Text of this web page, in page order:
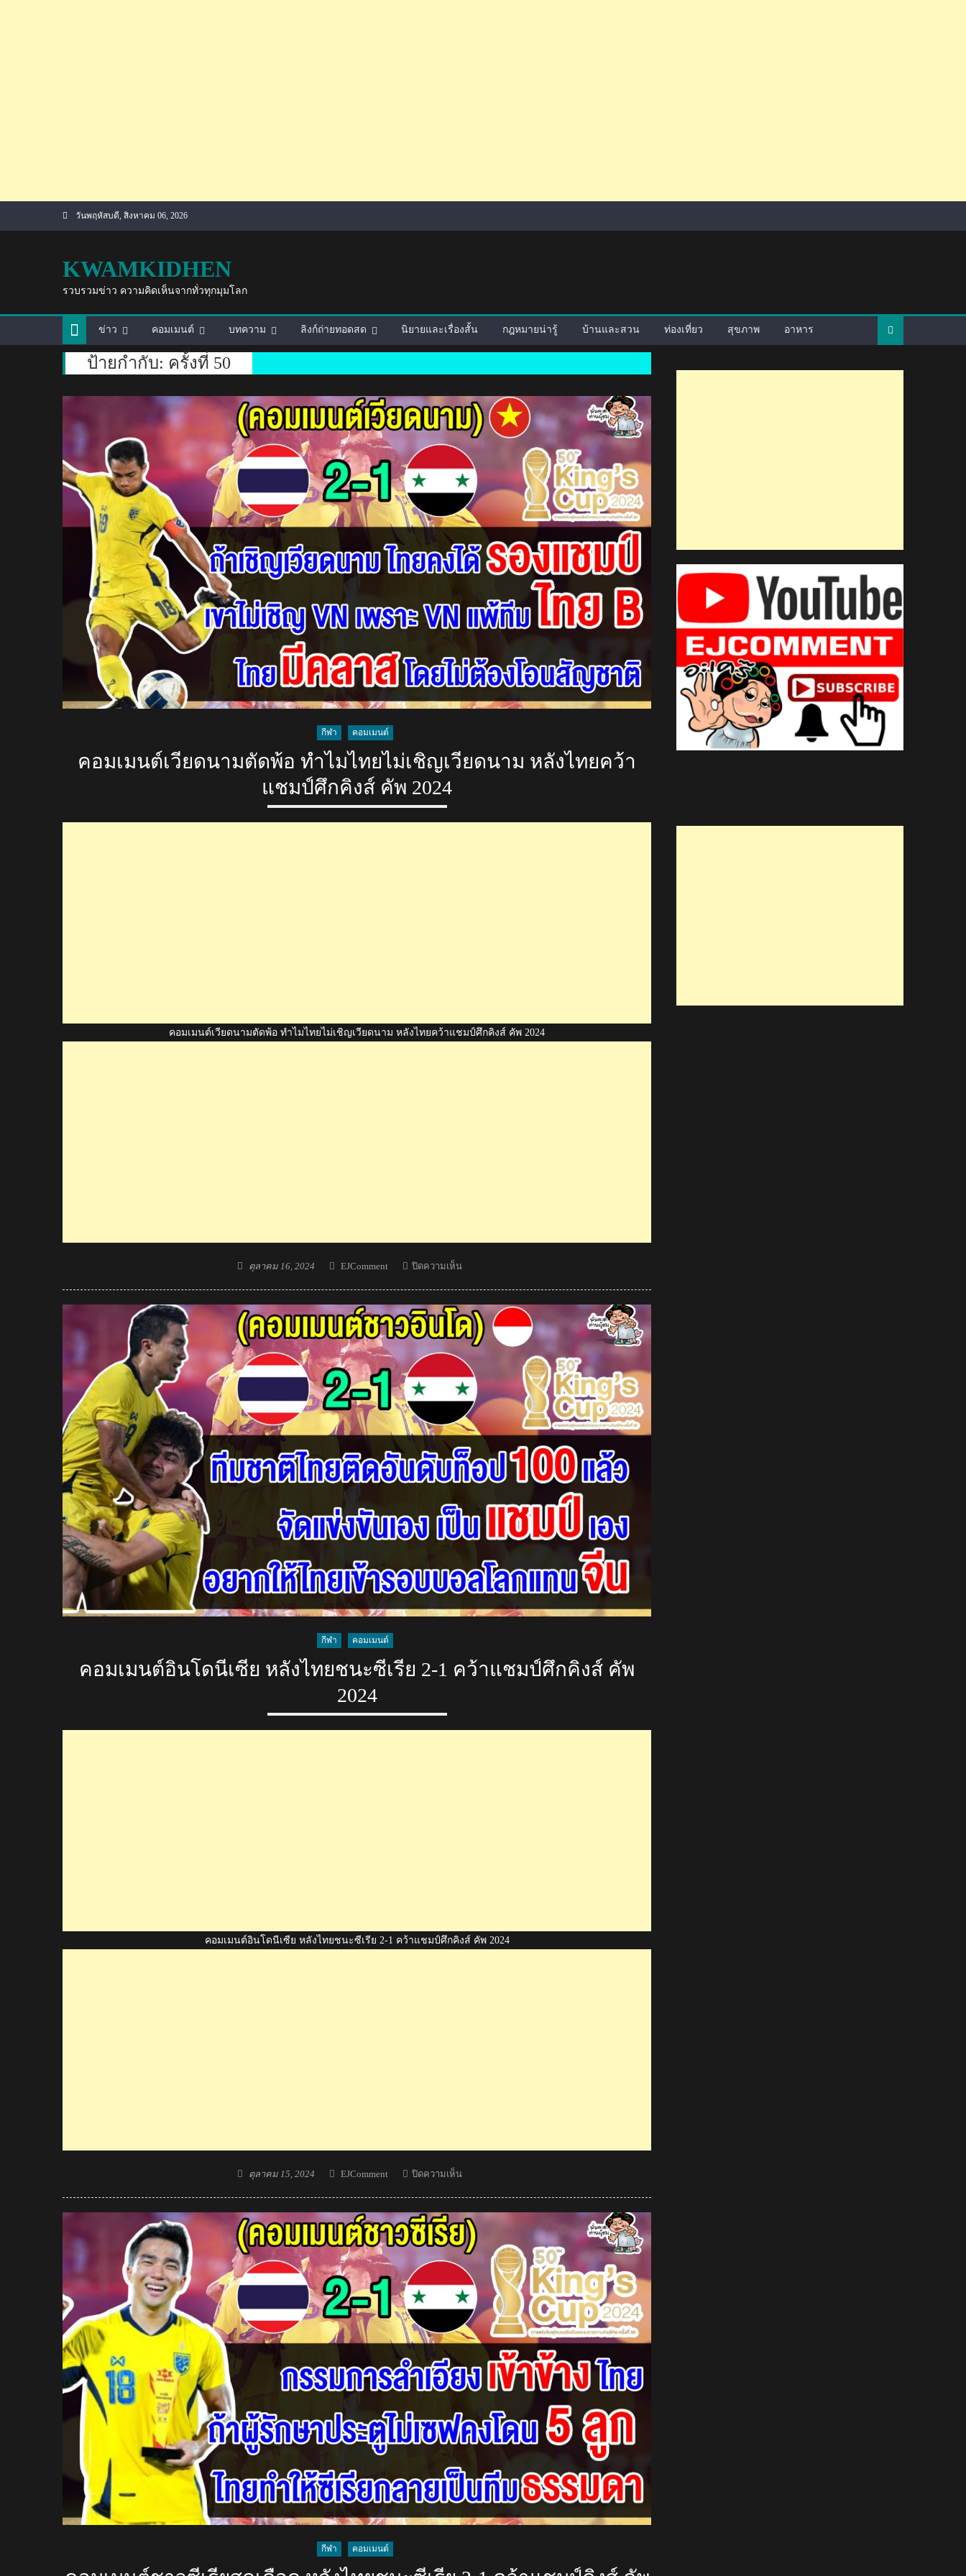
วันพฤหัสบดี, สิงหาคม 06, 2026
KWAMKIDHEN
รวบรวมข่าว ความคิดเห็นจากทั่วทุกมุมโลก
ข่าว คอมเมนต์ บทความ ลิงก์ถ่ายทอดสด นิยายและเรื่องสั้น กฎหมายน่ารู้ บ้านและสวน ท่องเที่ยว สุขภาพ อาหาร
ป้ายกำกับ: ครั้งที่ 50
กีฬา คอมเมนต์
คอมเมนต์เวียดนามตัดพ้อ ทำไมไทยไม่เชิญเวียดนาม หลังไทยคว้า
แชมป์ศึกคิงส์ คัพ 2024
คอมเมนต์เวียดนามตัดพ้อ ทำไมไทยไม่เชิญเวียดนาม หลังไทยคว้าแชมป์ศึกคิงส์ คัพ 2024
Posted
ตุลาคม 16, 2024 Author
EJComment ปิดความเห็น
ต์
เวียดนาม
ตัดพ้อ
ทำไม
ไทย
ไม่
เชิญ
เวียดนาม
หลัง
ไทย
คว้า
ศึก
คิง
2024
กีฬา คอมเมนต์
คอมเมนต์อินโดนีเซีย หลังไทยชนะซีเรีย 2-1 คว้าแชมป์ศึกคิงส์ คัพ
2024
คอมเมนต์อินโดนีเซีย หลังไทยชนะซีเรีย 2-1 คว้าแชมป์ศึกคิงส์ คัพ 2024
Posted
ตุลาคม 15, 2024 Author
EJComment ปิดความเห็น
ต์
อินโดนีเซีย
หลัง
ไทย
ชนะ
ซีเรีย
2-
1
แชมป์
ศึก
ส์
คัพ
กีฬา คอมเมนต์